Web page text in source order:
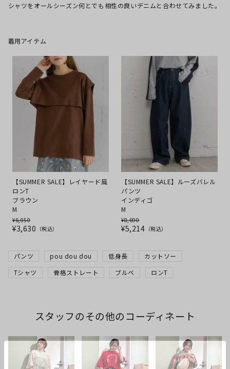
シャツをオールシーズン何とでも相性の良いデニムと合わせてみました。
着用アイテム
【SUMMER SALE】レイヤード風
ロンT
ブラウン
M
¥6,050
¥3,630 税込
【SUMMER SALE】ルーズバレル
パンツ
インディゴ
M
¥8,690
¥5,214 税込
パンツ pou dou dou 低身長
カットソー
Tシャツ
骨格ストレート ブルベ ロンT
スタッフのその他のコーディネート